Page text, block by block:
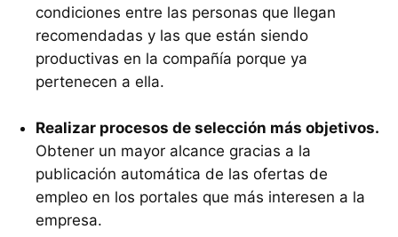
condiciones entre las personas que llegan
recomendadas y las que están siendo
productivas en la compañía porque ya
pertenecen a ella.
Realizar procesos de selección más objetivos.
Obtener un mayor alcance gracias a la
publicación automática de las ofertas de
empleo en los portales que más interesen a la
empresa.